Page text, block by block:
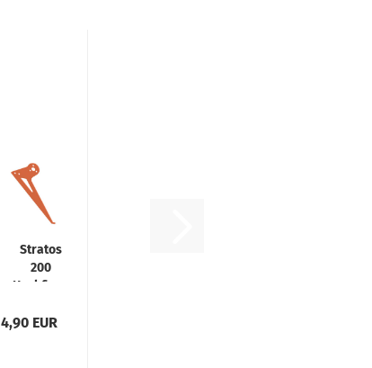
Stratos
200
Heckfinne
4,90 EUR